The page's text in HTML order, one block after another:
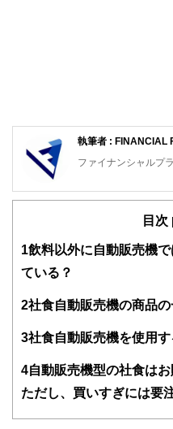
執筆者 : FINANCIAL
ファイナンシャルプ
FinancialField編集部
知識がない方でも理
関わることで、読者
FinancialFieldの特徴
ドバイザー、DCプ
士、行政書士、投資
ど150名以上の有資
をわかりやすく発信
目次
1 飲料以外に自動販売機
ている？
2社食自動販売機の商品
3社食自動販売機を使用
4自動販売機型の社食は
ただし、買いすぎには要